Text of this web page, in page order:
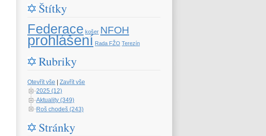
Štítky
Federace košer NFOH
prohlášení Rada FŽO Terezín
Rubriky
Otevřít vše
Zavřít vše
2025 (12)
Aktuality (349)
Roš chodeš (243)
Stránky